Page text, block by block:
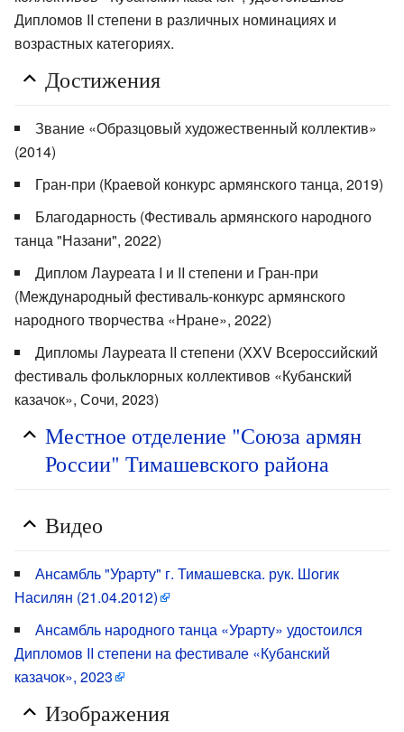
Дипломов II степени в различных номинациях и
возрастных категориях.
Достижения
Звание «Образцовый художественный коллектив»
(2014)
Гран-при (Краевой конкурс армянского танца, 2019)
Благодарность (Фестиваль армянского народного
танца "Назани", 2022)
Диплом Лауреата I и II степени и Гран-при
(Международный фестиваль-конкурс армянского
народного творчества «Нране», 2022)
Дипломы Лауреата II степени (XXV Всероссийский
фестиваль фольклорных коллективов «Кубанский
казачок», Сочи, 2023)
Местное отделение "Союза армян
России" Тимашевского района
Видео
Ансамбль "Урарту" г. Тимашевска. рук. Шогик
Насилян (21.04.2012)
Ансамбль народного танца «Урарту» удостоился
Дипломов II степени на фестивале «Кубанский
казачок», 2023
Изображения